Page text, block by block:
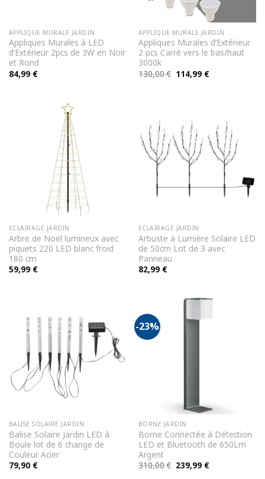
APPLIQUE MURALE JARDIN
Appliques Murales à LED
d’Extérieur 2pcs de 3W en Noir
et Rond
84,99 €
APPLIQUE MURALE JARDIN
Appliques Murales d’Extérieur
2 pcs Carré vers le bas/haut
3000k
130,00€ Le
prix
114,99 €Le
prix
ECLAIRAGE JARDIN
Arbre de Noël lumineux avec
piquets 220 LED blanc froid
180 cm
59,99 €
ECLAIRAGE JARDIN
Arbuste à Lumière Solaire LED
de 50cm Lot de 3 avec
Panneau
82,99 €
BALISE SOLAIRE JARDIN
Balise Solaire Jardin LED à
Boule lot de 6 change de
Couleur Acier
79,90 €
-23%
BORNE JARDIN
Borne Connectée à Détection
LED et Bluetooth de 650Lm
Argent
310,00€ Le
prix
239,99 €Le
prix